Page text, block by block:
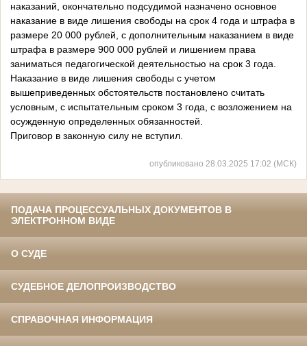
наказаний, окончательно подсудимой назначено основное
наказание в виде лишения свободы на срок 4 года и штрафа в
размере 20 000 рублей, с дополнительным наказанием в виде
штрафа в размере 900 000 рублей и лишением права
заниматься педагогической деятельностью на срок 3 года.
Наказание в виде лишения свободы с учетом
вышеприведенных обстоятельств постановлено считать
условным, с испытательным сроком 3 года, с возложением на
осужденную определенных обязанностей.
Приговор в законную силу не вступил.
опубликовано 28.03.2025 17:02 (МСК)
ПОДАЧА ПРОЦЕССУАЛЬНЫХ ДОКУМЕНТОВ В
ЭЛЕКТРОННОМ ВИДЕ
О СУДЕ
СУДЕБНОЕ ДЕЛОПРОИЗВОДСТВО
СПРАВОЧНАЯ ИНФОРМАЦИЯ